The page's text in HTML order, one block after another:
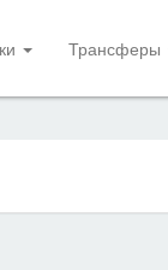
Трансферы